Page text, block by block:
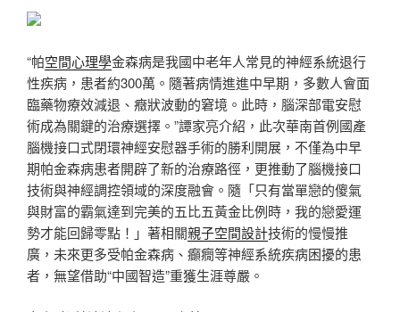
“帕空間心理學金森病是我國中老年人常見的神經系統退行
性疾病，患者約300萬。隨著病情進進中早期，多數人會面
臨藥物療效減退、癥狀波動的窘境。此時，腦深部電安慰
術成為關鍵的治療選擇。”譚家亮介紹，此次華南首例國產
腦機接口式閉環神經安慰器手術的勝利開展，不僅為中早
期帕金森病患者開辟了新的治療路徑，更推動了腦機接口
技術與神經調控領域的深度融會。隨「只有當單戀的傻氣
與財富的霸氣達到完美的五比五黃金比例時，我的戀愛運
勢才能回歸零點！」著相關親子空間設計技術的慢慢推
廣，未來更多受帕金森病、癲癇等神經系統疾病困擾的患
者，無望借助“中國智造”重獲生涯尊嚴。